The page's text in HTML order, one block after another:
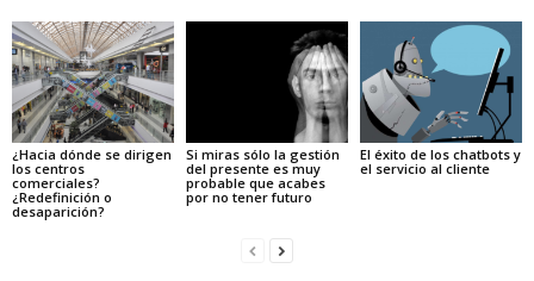
¿Hacia dónde se dirigen
los centros
comerciales?
¿Redefinición o
desaparición?
Si miras sólo la gestión
del presente es muy
probable que acabes
por no tener futuro
El éxito de los chatbots y
el servicio al cliente